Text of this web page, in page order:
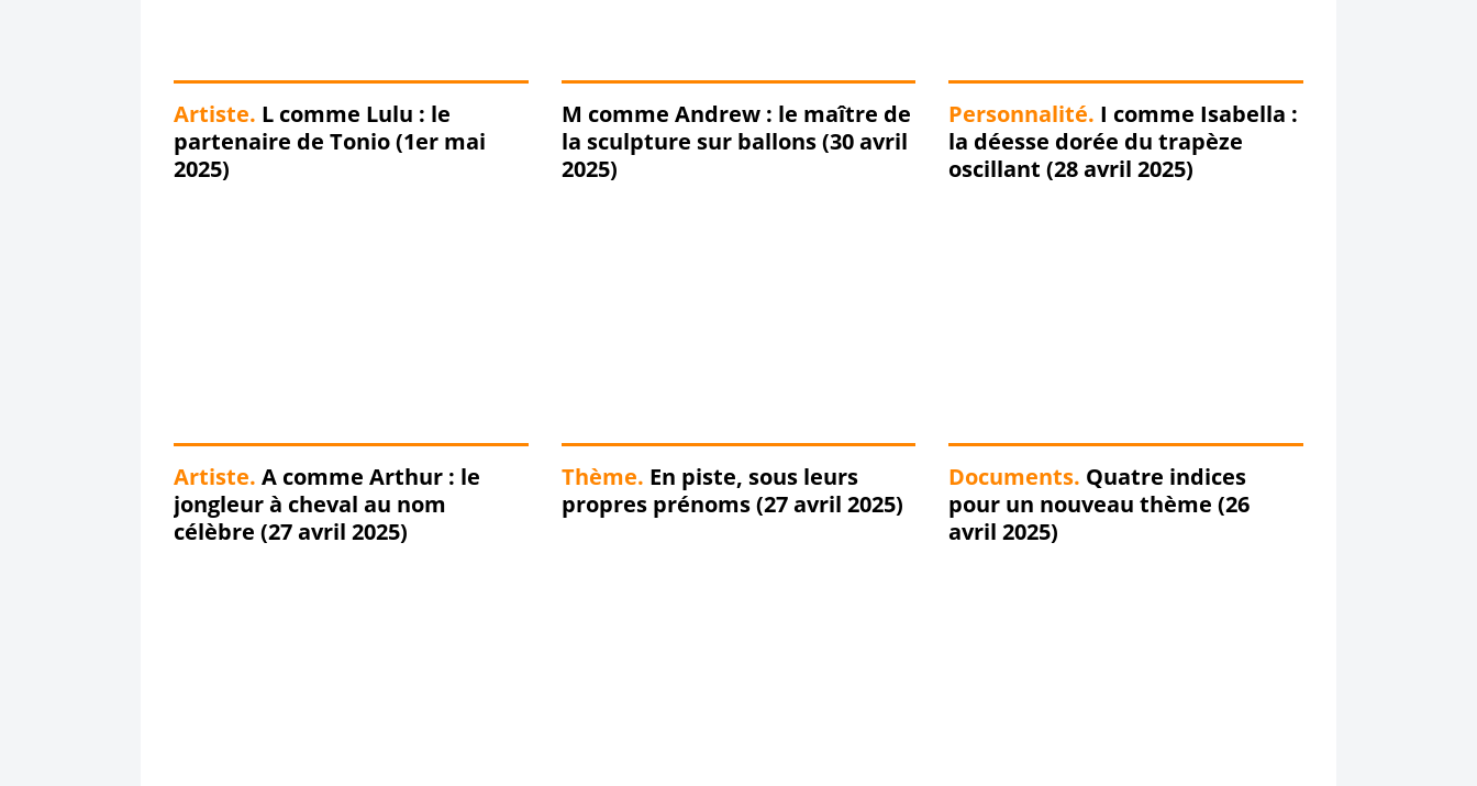
Artiste. L comme Lulu : le
partenaire de Tonio (1er mai
2025)
M comme Andrew : le maître de
la sculpture sur ballons (30 avril
2025)
Personnalité. I comme Isabella :
la déesse dorée du trapèze
oscillant (28 avril 2025)
Artiste. A comme Arthur : le
jongleur à cheval au nom
célèbre (27 avril 2025)
Thème. En piste, sous leurs
propres prénoms (27 avril 2025)
Documents. Quatre indices
pour un nouveau thème (26
avril 2025)